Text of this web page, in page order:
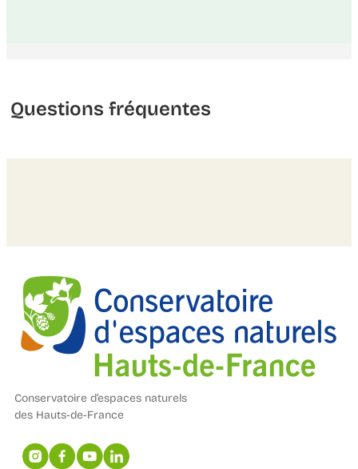
Questions fréquentes
Conservatoire d’espaces naturels
des Hauts-de-France